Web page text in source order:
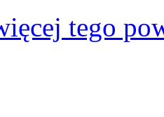
tego